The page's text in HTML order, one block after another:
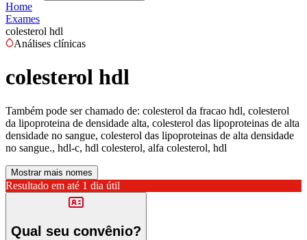
Home
Exames
colesterol hdl
Análises clínicas
colesterol hdl
Também pode ser chamado de: colesterol da fracao hdl, colesterol
da lipoproteina de densidade alta, colesterol das lipoproteinas de alta
densidade no sangue, colesterol das lipoproteinas de alta densidade
no sangue., hdl-c, hdl colesterol, alfa colesterol, hdl
Mostrar mais nomes
Resultado em até 1 dia útil
Qual seu convênio?